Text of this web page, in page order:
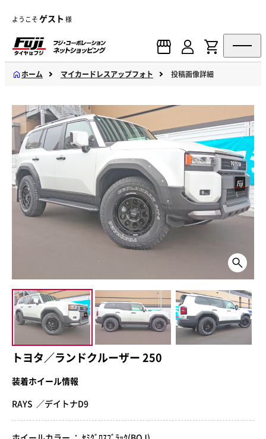
ようこそゲスト 様
ホーム マイカードレスアップフォト 投稿画像詳細
トヨタ／ランドクルーザー 250
装着ホイール情報
RAYS ／デイトナD9